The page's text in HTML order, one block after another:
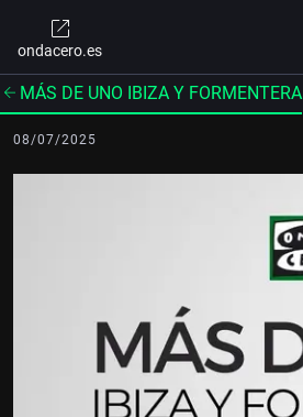
ondacero.es
MÁS DE UNO IBIZA Y FORMENTERA
08/07/2025